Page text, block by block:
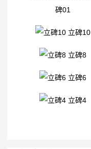
碑01
立碑10
立碑8
立碑6
立碑4